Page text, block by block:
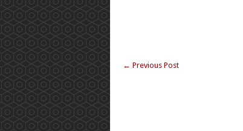
← Previous Post